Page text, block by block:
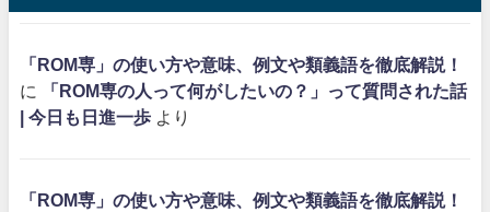
「ROM専」の使い方や意味、例文や類義語を徹底解説！
に
「ROM専の人って何がしたいの？」って質問された話
| 今日も日進一歩 より
「ROM専」の使い方や意味、例文や類義語を徹底解説！